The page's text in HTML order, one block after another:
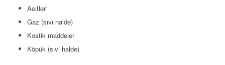
Asitler
Gaz (sıvı halde)
Kostik maddeler
Köpük (sıvı halde)